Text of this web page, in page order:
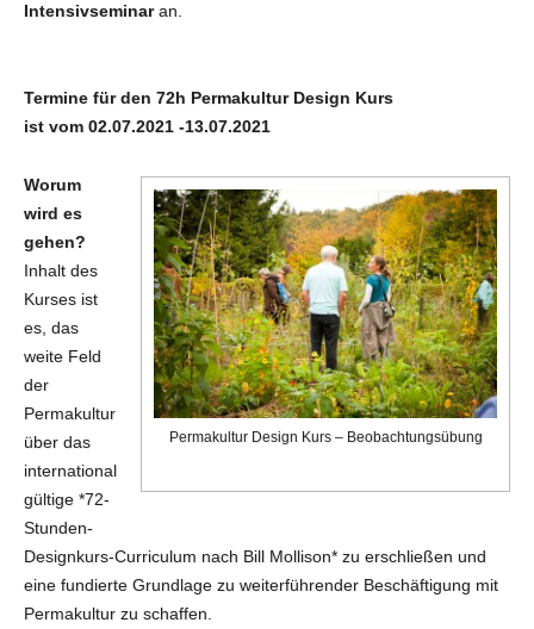
Intensivseminaran.
Termine für den 72h Permakultur Design Kurs
ist vom 02.07.2021 -13.07.2021
Permakultur Design Kurs – Beobachtungsübung
Worum
wird es
gehen?
Inhalt des
Kurses ist
es, das
weite Feld
der
Permakultur
über das
international
gültige *72-
Stunden-
Designkurs-Curriculum nach Bill Mollison* zu erschließen und
eine fundierte Grundlage zu weiterführender Beschäftigung mit
Permakultur zu schaffen.